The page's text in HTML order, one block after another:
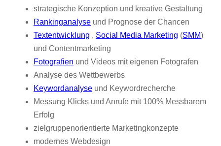
strategische Konzeption und kreative Gestaltung
Rankinganalyse und Prognose der Chancen
Textentwicklung , Social Media Marketing (SMM)
und Contentmarketing
Fotografien und Videos mit eigenen Fotografen
Analyse des Wettbewerbs
Keywordanalyse und Keywordrecherche
Messung Klicks und Anrufe mit 100% Messbarem
Erfolg
zielgruppenorientierte Marketingkonzepte
modernes Webdesign